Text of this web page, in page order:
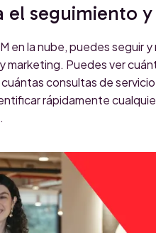
el seguimiento
en la nube, puedes seguir
marketing. Puedes ver
consultas de
rápidamente